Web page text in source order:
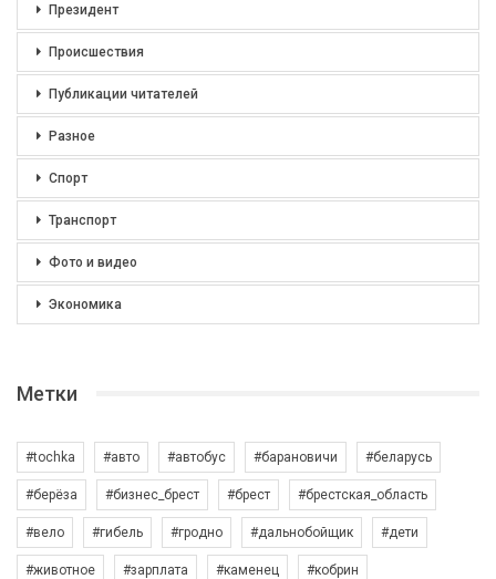
Президент
Происшествия
Публикации читателей
Разное
Спорт
Транспорт
Фото и видео
Экономика
Метки
#tochka #авто #автобус #барановичи #беларусь
#берёза #бизнес_брест #брест #брестская_область
#вело #гибель #гродно #дальнобойщик #дети
#животное #зарплата #каменец #кобрин